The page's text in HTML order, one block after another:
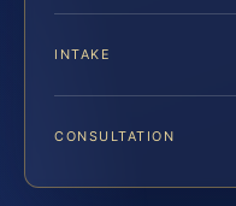
INTAKE
CONSULTATION